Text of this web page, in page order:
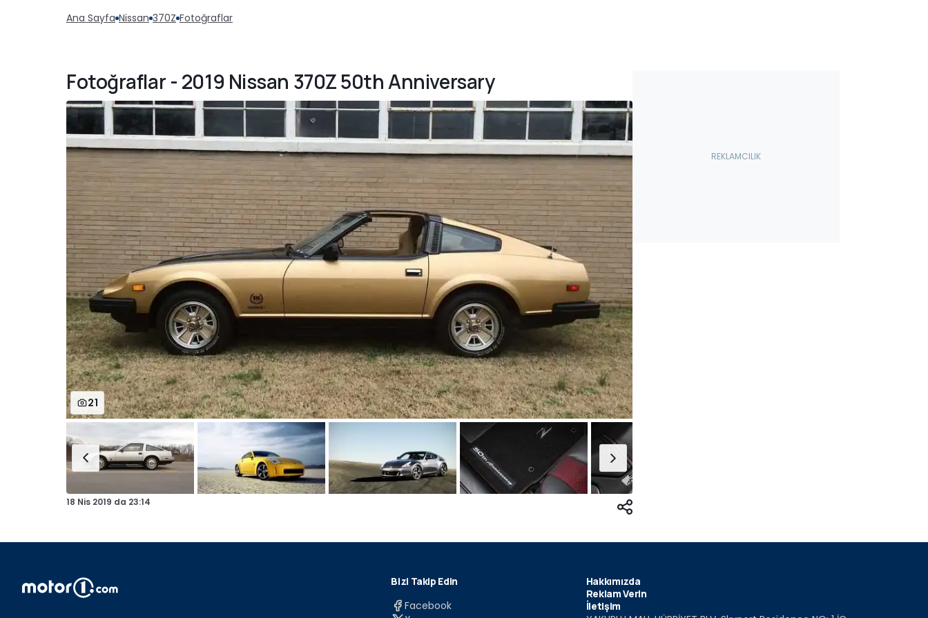
Ana Sayfa Nissan 370Z Fotoğraflar
Fotoğraflar - 2019 Nissan 370Z 50th Anniversary
21
18 Nis 2019 da 23:14
Bizi Takip Edin
Facebook
Hakkımızda
Reklam Verin
İletişim